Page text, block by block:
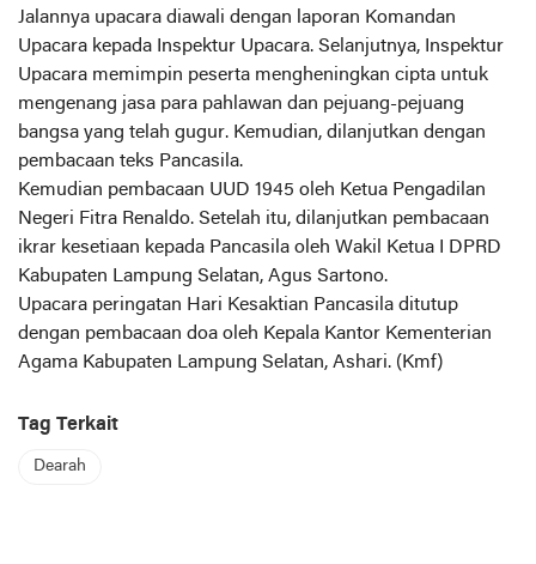
Jalannya upacara diawali dengan laporan Komandan
Upacara kepada Inspektur Upacara. Selanjutnya, Inspektur
Upacara memimpin peserta mengheningkan cipta untuk
mengenang jasa para pahlawan dan pejuang-pejuang
bangsa yang telah gugur. Kemudian, dilanjutkan dengan
pembacaan teks Pancasila.
Kemudian pembacaan UUD 1945 oleh Ketua Pengadilan
Negeri Fitra Renaldo. Setelah itu, dilanjutkan pembacaan
ikrar kesetiaan kepada Pancasila oleh Wakil Ketua I DPRD
Kabupaten Lampung Selatan, Agus Sartono.
Upacara peringatan Hari Kesaktian Pancasila ditutup
dengan pembacaan doa oleh Kepala Kantor Kementerian
Agama Kabupaten Lampung Selatan, Ashari. (Kmf)
Tag Terkait
Dearah